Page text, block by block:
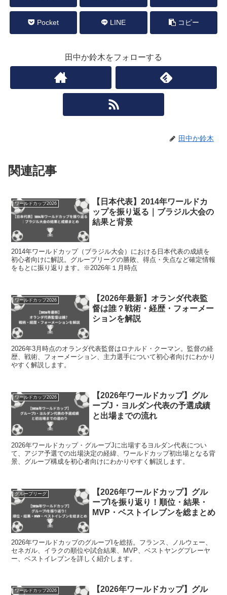
Pocket LINE コピー
田中か鈴木をフォローする
田中か鈴木
関連記事
ワールドカップ2026
【日本代表】2014年ワールドカ
ップを振り返る｜ブラジル大会の
結果と背景
2014年ワールドカップ（ブラジル大会）における日本代表の成績を
初心者向けに解説。グループリーグの勝敗、得点・失点など確定情報
をもとに振り返ります。※2026年１月時点
ワールドカップ2026
【2026年最新】オランダ代表監
督は誰？戦術・経歴・フォーメー
ションを解説
2026年3月時点のオランダ代表監督はロナルド・クーマン。監督の経
歴、戦術、フォーメーション、主力選手について初心者向けにわかり
やすく解説します。
ワールドカップ2026
【2026年ワールドカップ】グル
ープJ・ヨルダン代表の予選成績
と出場までの流れ
2026年ワールドカップ・グループJに出場するヨルダン代表につい
て、アジア予選での出場決定の経緯、ワールドカップ初出場となる背
景、グループ構成を初心者向けにわかりやすく解説します。
グループリーグ
【2026年ワールドカップ】グル
ープIを振り返り！順位・結果・
MVP・ベストイレブンを総まとめ
2026年ワールドカップのグループIを総括。フランス、ノルウェー、
セネガル、イラクの順位や試合結果、MVP、ベストヤングプレーヤ
ー、ベストイレブンを詳しく紹介します。
ワールドカップ2026
【2026年ワールドカップ】グル